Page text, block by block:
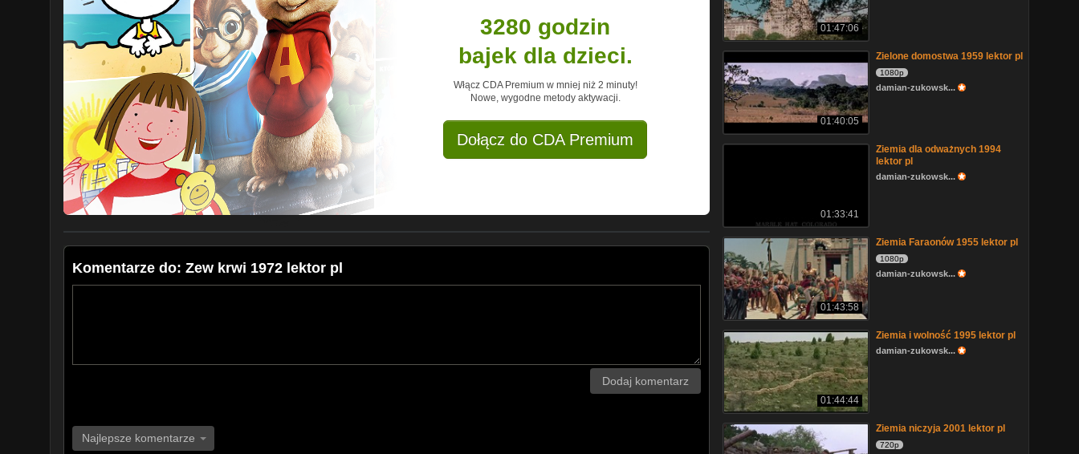
3280 godzin
bajek dla dzieci.
Włącz CDA Premium w mniej niż 2 minuty!
Nowe, wygodne metody aktywacji.
Dołącz do CDA Premium
Komentarze do: Zew krwi 1972 lektor pl
Dodaj komentarz
Najlepsze komentarze
01:47:06
01:40:05
Zielone domostwa 1959 lektor pl
1080p
damian-zukowsk...
01:33:41
Ziemia dla odważnych 1994
lektor pl
damian-zukowsk...
01:43:58
Ziemia Faraonów 1955 lektor pl
1080p
damian-zukowsk...
01:44:44
Ziemia i wolność 1995 lektor pl
damian-zukowsk...
Ziemia niczyja 2001 lektor pl
720p